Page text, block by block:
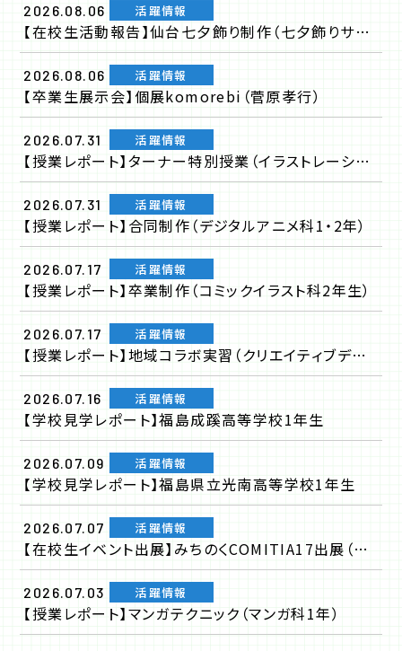
2026.08.06 活躍情報
【在校生活動報告】仙台七夕飾り制作（七夕飾りサークル）
2026.08.06 活躍情報
【卒業生展示会】個展komorebi（菅原孝行）
2026.07.31 活躍情報
【授業レポート】ターナー特別授業（イラストレーション科1・2年）
2026.07.31 活躍情報
【授業レポート】合同制作（デジタルアニメ科1・2年）
2026.07.17 活躍情報
【授業レポート】卒業制作（コミックイラスト科2年生）
2026.07.17 活躍情報
【授業レポート】地域コラボ実習（クリエイティブデザイン科2年）
2026.07.16 活躍情報
【学校見学レポート】福島成蹊高等学校1年生
2026.07.09 活躍情報
【学校見学レポート】福島県立光南高等学校1年生
2026.07.07 活躍情報
【在校生イベント出展】みちのくCOMITIA17出展（コミックイラスト科1年・イラストレーション科1,2年）
2026.07.03 活躍情報
【授業レポート】マンガテクニック（マンガ科1年）